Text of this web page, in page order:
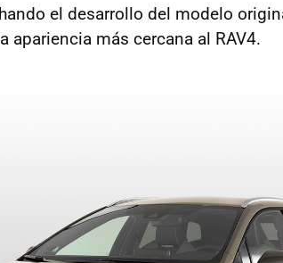
el desarrollo del modelo
apariencia más cercana al RAV4.